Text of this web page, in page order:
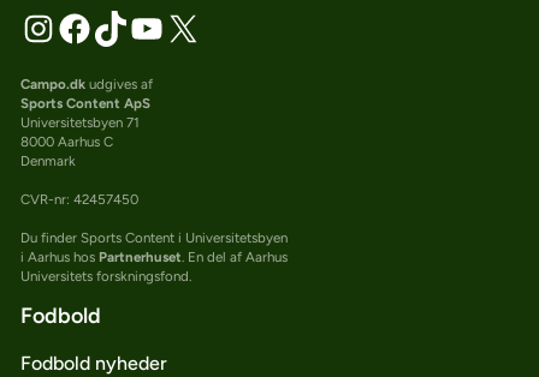
Campo.dkudgives af
Sports Content ApS
Universitetsbyen 71
8000 Aarhus C
Denmark
CVR-nr: 42457450
Du finder Sports Content i Universitetsbyen
i Aarhus hos Partnerhuset. En del af Aarhus
Universitets forskningsfond.
Fodbold
Fodbold nyheder